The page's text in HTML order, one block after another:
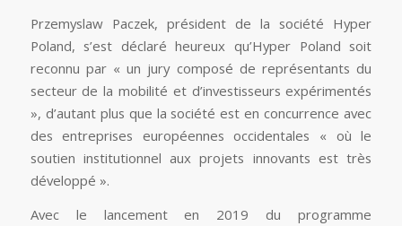
Przemyslaw Paczek, président de la société Hyper
Poland, s’est déclaré heureux qu’Hyper Poland soit
reconnu par « un jury composé de représentants du
secteur de la mobilité et d’investisseurs expérimentés
», d’autant plus que la société est en concurrence avec
des entreprises européennes occidentales « où le
soutien institutionnel aux projets innovants est très
développé ».
Avec le lancement en 2019 du programme